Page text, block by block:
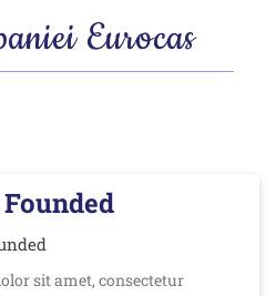
Eurocas
sit amet, consectetur